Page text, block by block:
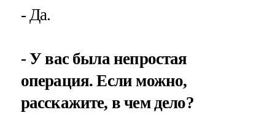
- Да.
- У вас была непростая
операция. Если можно,
расскажите, в чем дело?